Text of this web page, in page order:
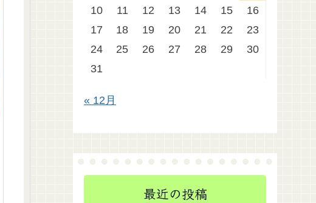
10 11 12 13 14 15
16
17
18 19 20 21 22
23
24
25 26 27 28 29
30
31
« 12月
最近の投稿